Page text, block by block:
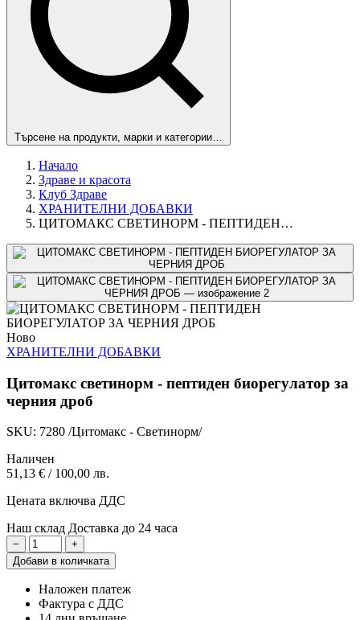
Търсене на продукти, марки и категории…
Начало
Здраве и красота
Клуб Здраве
ХРАНИТЕЛНИ ДОБАВКИ
ЦИТОМАКС СВЕТИНОРМ - ПЕПТИДЕН…
Ново
ХРАНИТЕЛНИ ДОБАВКИ
Цитомакс светинорм - пептиден биорегулатор за
черния дроб
SKU: 7280 /Цитомакс - Светинорм/
Наличен
51,13 € / 100,00 лв.
Цената включва ДДС
Наш склад Доставка до 24 часа
−
+
Добави в количката
Наложен платеж
Фактура с ДДС